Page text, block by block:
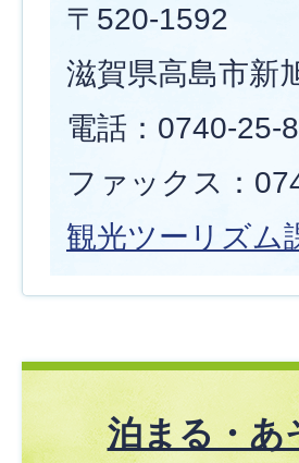
〒520-1592
滋賀県高島市新
電話：0740-25-
ファックス：
観光ツーリズム
泊まる・あ